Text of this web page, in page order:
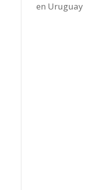
en Uruguay